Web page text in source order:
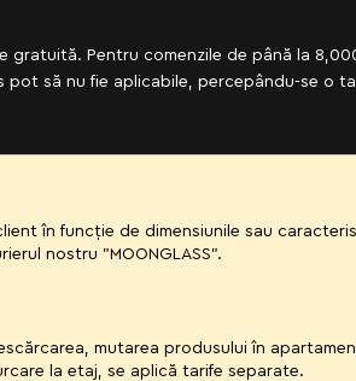
gratuită. Pentru comenzile de până la
să nu fie aplicabile, percepându-se o
în funcție de dimensiunile sau
nostru "MOONGLASS".
mutarea produsului în
la etaj, se aplică tarife separate.